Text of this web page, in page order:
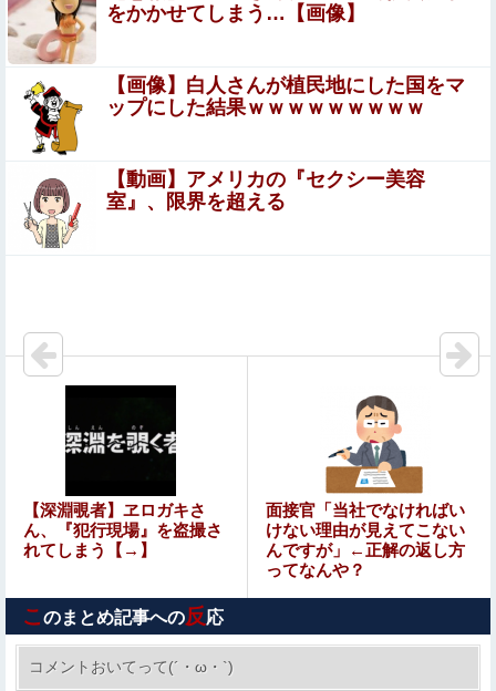
（※画像あり）
【画像】北朝鮮のビアガール、エッッッッッッッッッッッ
ッッッッッッ！
【画像】TWICE・モモ(30)、またしてもエチエチボデーを
披露wwwwwwwwww
【悲報】ワイ「半沢直樹みたいな銀行員カッコいい」
銀行員の友人「あんな奴居ねえよ」
【悲報】坂口杏里を家に住ませてあげた結果ｗｗｗｗ
出 脳幹など損傷受け植物状態に
【発見】 発達っぽい奴の共通点って『立場を理解できな
【画像】 サンモニの女子アナさん、日曜の朝から素材を提
【朗報】菅直人元総理、再評価されるｗｗｗｗｗｗｗｗｗ
ｗｗｗｗｗｗｗｗｗ
家系ラーメンって何を楽しむの？
元ジャンポケ斉藤被告、ガチでぶっ壊れてしまう他
をかかせてしまう…【画像】
【画像】白人さんが植民地にした国をマ
ップにした結果ｗｗｗｗｗｗｗｗｗ
【動画】アメリカの『セクシー美容
室』、限界を超える
【深淵覗者】ヱロガキさ
ん、『犯行現場』を盗撮さ
れてしまう【→】
面接官「当社でなければい
けない理由が見えてこない
んですが」←正解の返し方
ってなんや？
こ のまとめ記事への反応
コメントおいてって(´・ω・`)